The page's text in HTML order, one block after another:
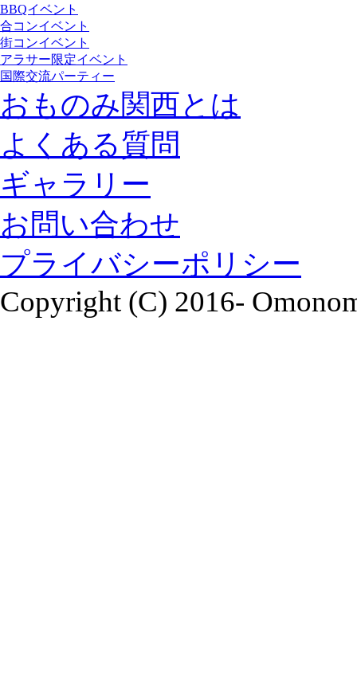
BBQイベント
合コンイベント
街コンイベント
アラサー限定イベント
国際交流パーティー
おものみ関西とは
よくある質問
ギャラリー
お問い合わせ
プライバシーポリシー
Copyright (C) 2016-